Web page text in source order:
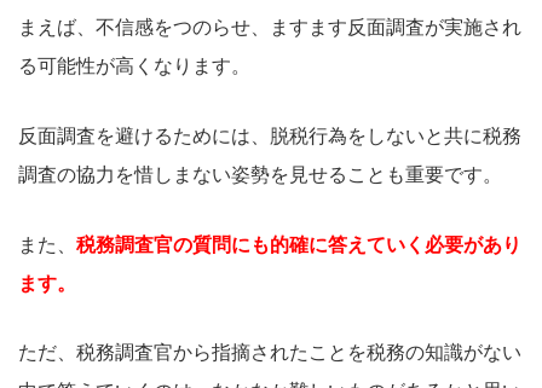
まえば、不信感をつのらせ、ますます反面調査が実施され
る可能性が高くなります。
反面調査を避けるためには、脱税行為をしないと共に税務
調査の協力を惜しまない姿勢を見せることも重要です。
また、 税務調査官の質問にも的確に答えていく必要があり
ます。
ただ、税務調査官から指摘されたことを税務の知識がない